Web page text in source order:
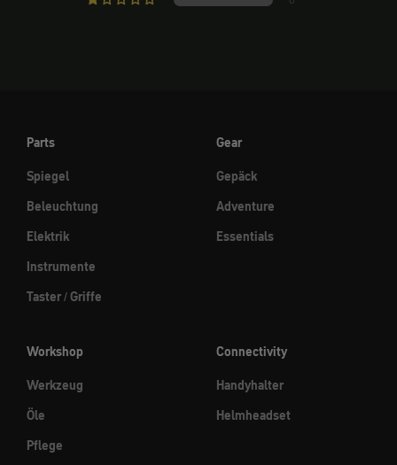
Parts
Spiegel
Beleuchtung
Elektrik
Instrumente
Taster / Griffe
Gear
Gepäck
Adventure
Essentials
Workshop
Werkzeug
Öle
Pflege
Connectivity
Handyhalter
Helmheadset